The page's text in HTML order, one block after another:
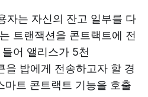
자는 자신의 잔고 일부를 다
트랜잭션을 콘트랙트에 전
어 앨리스가 5천
밥에게 전송하고자 할 경
마트 콘트랙트 기능을 호출